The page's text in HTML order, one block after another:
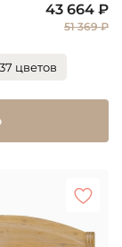
43 664 ₽
51 369 ₽
цветов